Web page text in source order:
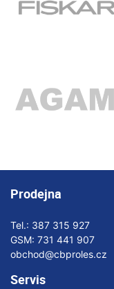
Prodejna
Tel.: 387 315 927
GSM: 731 441 907
obchod@cbproles.cz
Servis